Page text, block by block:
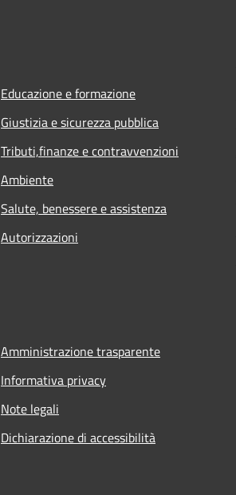
Educazione e formazione
Giustizia e sicurezza pubblica
Tributi,finanze e contravvenzioni
Ambiente
Salute, benessere e assistenza
Autorizzazioni
Amministrazione trasparente
Informativa privacy
Note legali
Dichiarazione di accessibilità